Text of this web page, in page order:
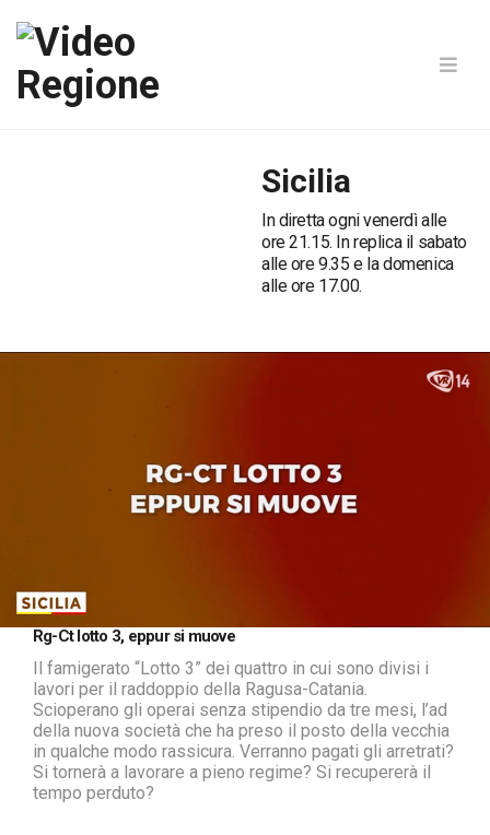
Sicilia
In diretta ogni venerdì alle
ore 21.15. In replica il sabato
alle ore 9.35 e la domenica
alle ore 17.00.
20.12%
Rg-Ct lotto 3, eppur si muove
Il famigerato “Lotto 3” dei quattro in cui sono divisi i
lavori per il raddoppio della Ragusa-Catania.
Scioperano gli operai senza stipendio da tre mesi, l’ad
della nuova società che ha preso il posto della vecchia
in qualche modo rassicura. Verranno pagati gli arretrati?
Si tornerà a lavorare a pieno regime? Si recupererà il
tempo perduto?